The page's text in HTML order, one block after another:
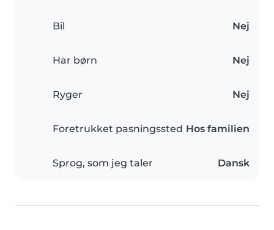
Bil Nej
Har børn Nej
Ryger Nej
Foretrukket pasningssted Hos familien
Sprog, som jeg taler Dansk